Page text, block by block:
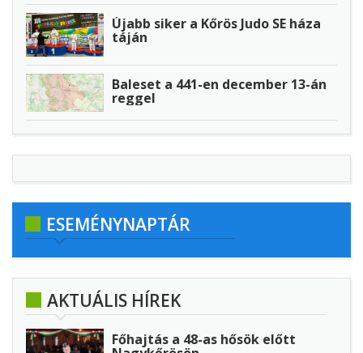
Újabb siker a Kőrös Judo SE háza
táján
Baleset a 441-en december 13-án
reggel
ESEMÉNYNAPTÁR
AKTUÁLIS HÍREK
Főhajtás a 48-as hősök előtt